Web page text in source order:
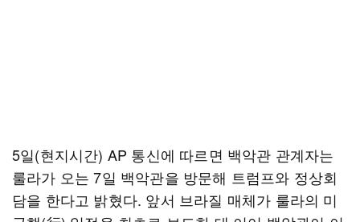
5일(현지시간) AP 통신에 따르면 백악관 관계자는
룰라가 오는 7일 백악관을 방문해 트럼프와 정상회
담을 한다고 밝혔다. 앞서 브라질 매체가 룰라의 미